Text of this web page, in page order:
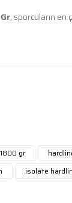
, sporcuların
gr
isolate